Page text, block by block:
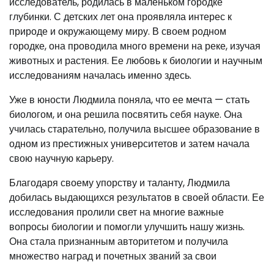
глубинки. С детских лет она проявляла интерес к
природе и окружающему миру. В своем родном
городке, она проводила много времени на реке, изучая
животных и растения. Ее любовь к биологии и научным
исследованиям началась именно здесь.
Уже в юности Людмила поняла, что ее мечта — стать
биологом, и она решила посвятить себя науке. Она
училась старательно, получила высшее образование в
одном из престижных университетов и затем начала
свою научную карьеру.
Благодаря своему упорству и таланту, Людмила
добилась выдающихся результатов в своей области. Ее
исследования пролили свет на многие важные
вопросы биологии и помогли улучшить нашу жизнь.
Она стала признанным авторитетом и получила
множество наград и почетных званий за свои